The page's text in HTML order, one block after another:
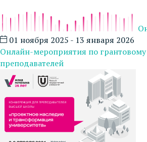
01 ноября 2025 - 13 января 2026
Онлайн-мероприятия по грантовому
преподавателей